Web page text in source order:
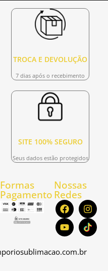
TROCA E DEVOLUÇÃO
7 dias após o recebimento
SITE 100% SEGURO
Seus dados estão protegidos
Formas
Pagamento
Nossas
Redes